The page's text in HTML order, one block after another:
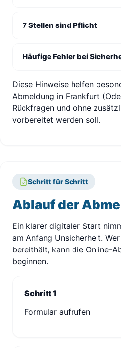
7 Stellen sind Pflicht
Häufige Fehler bei
Diese Hinweise helfen
Abmeldung in Frankfurt
Rückfragen und ohne
vorbereitet werden soll.
Schritt für Schritt
Ablauf der
Ein klarer digitaler Start
am Anfang Unsicherheit.
bereithält, kann die Online-
beginnen.
Schritt 1
Formular aufrufen